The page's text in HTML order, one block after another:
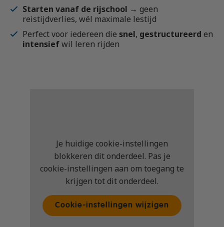
Starten vanaf de rijschool → geen
reistijdverlies, wél maximale lestijd
Perfect voor iedereen die snel, gestructureerd en
intensiefwil leren rijden
Je huidige cookie-instellingen
blokkeren dit onderdeel. Pas je
cookie-instellingen aan om toegang te
krijgen tot dit onderdeel.
Cookie-instellingen wijzigen